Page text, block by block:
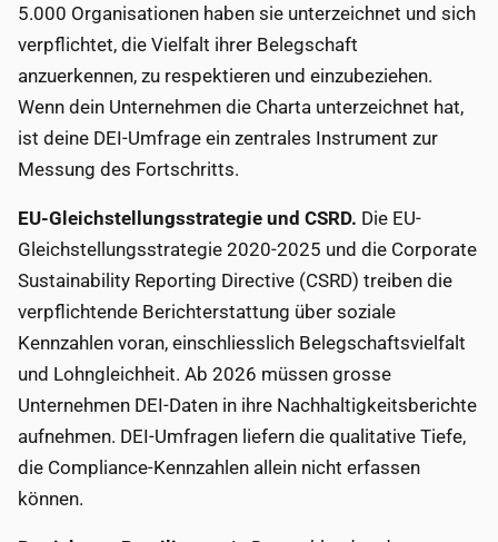
5.000 Organisationen haben sie unterzeichnet und sich
verpflichtet, die Vielfalt ihrer Belegschaft
anzuerkennen, zu respektieren und einzubeziehen.
Wenn dein Unternehmen die Charta unterzeichnet hat,
ist deine DEI-Umfrage ein zentrales Instrument zur
Messung des Fortschritts.
EU-Gleichstellungsstrategie und CSRD. Die EU-
Gleichstellungsstrategie 2020-2025 und die Corporate
Sustainability Reporting Directive (CSRD) treiben die
verpflichtende Berichterstattung über soziale
Kennzahlen voran, einschliesslich Belegschaftsvielfalt
und Lohngleichheit. Ab 2026 müssen grosse
Unternehmen DEI-Daten in ihre Nachhaltigkeitsberichte
aufnehmen. DEI-Umfragen liefern die qualitative Tiefe,
die Compliance-Kennzahlen allein nicht erfassen
können.